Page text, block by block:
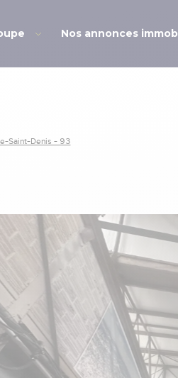
Nos annonces
Saint-Denis - 93